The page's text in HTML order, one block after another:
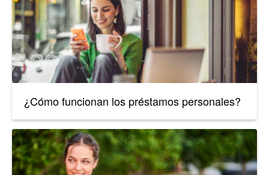
¿Cómo funcionan los préstamos personales?